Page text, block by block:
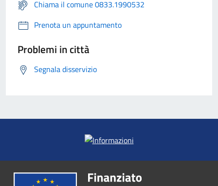
Chiama il comune 0833.1990532
Prenota un appuntamento
Problemi in città
Segnala disservizio